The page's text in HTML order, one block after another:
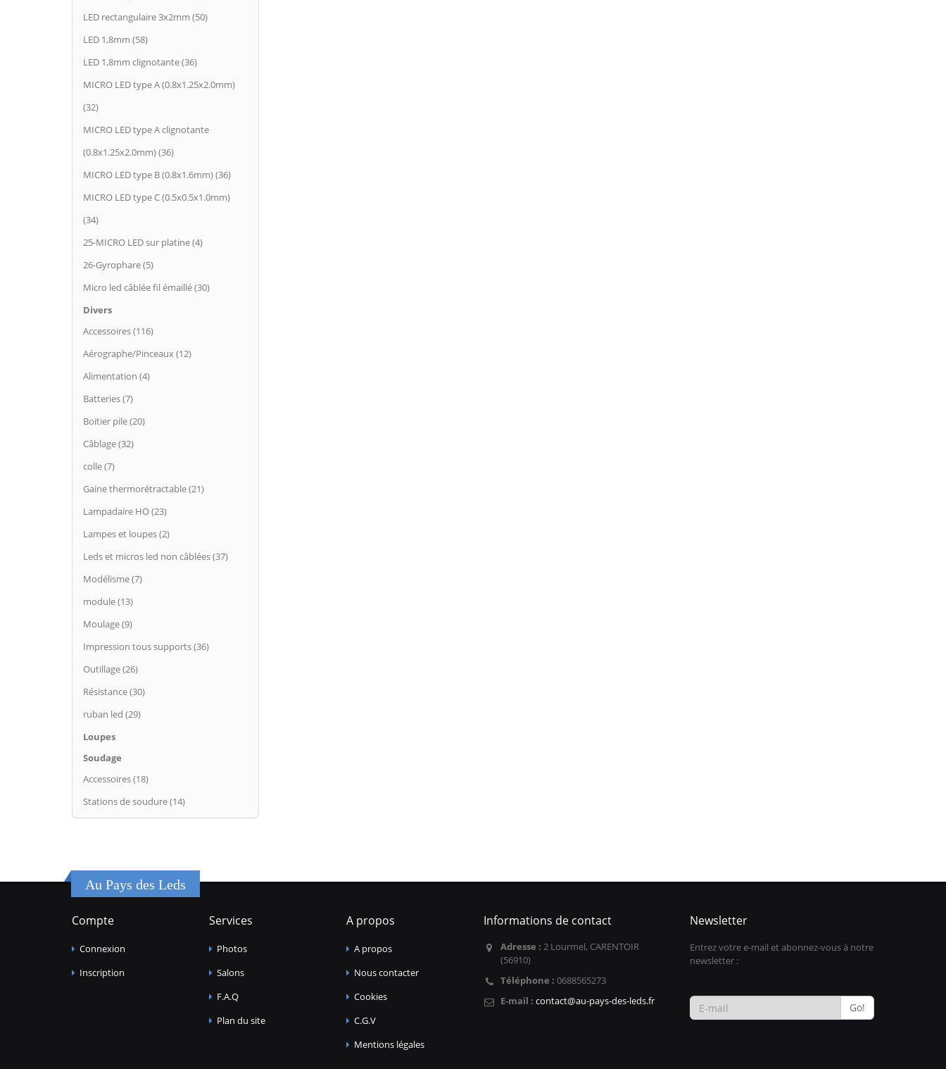
LED rectangulaire 3x2mm (50)
LED 1,8mm (58)
LED 1,8mm clignotante (36)
MICRO LED type A (0.8x1.25x2.0mm)
(32)
MICRO LED type A clignotante
(0.8x1.25x2.0mm) (36)
MICRO LED type B (0.8x1.6mm) (36)
MICRO LED type C (0.5x0.5x1.0mm)
(34)
25-MICRO LED sur platine (4)
26-Gyrophare (5)
Micro led câblée fil émaillé (30)
Divers
Accessoires (116)
Aérographe/Pinceaux (12)
Alimentation (4)
Batteries (7)
Boitier pile (20)
Câblage (32)
colle (7)
Gaine thermorétractable (21)
Lampadaire HO (23)
Lampes et loupes (2)
Leds et micros led non câblées (37)
Modélisme (7)
module (13)
Moulage (9)
Impression tous supports (36)
Outillage (26)
Résistance (30)
ruban led (29)
Loupes
Soudage
Accessoires (18)
Stations de soudure (14)
Au Pays des Leds
Compte
Connexion
Inscription
Services
Photos
Salons
F.A.Q
Plan du site
A propos
A propos
Nous contacter
Cookies
C.G.V
Mentions légales
Informations de contact
Adresse : 2 Lourmel, CARENTOIR
(56910)
Téléphone : 0688565273
E-mail : contact@au-pays-des-leds.fr
Newsletter
Entrez votre e-mail et abonnez-vous à notre
newsletter :
Go!